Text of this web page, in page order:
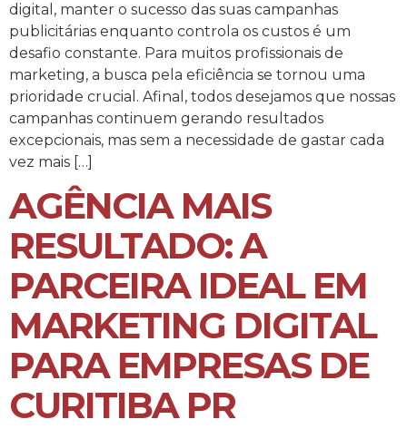
digital, manter o sucesso das suas campanhas
publicitárias enquanto controla os custos é um
desafio constante. Para muitos profissionais de
marketing, a busca pela eficiência se tornou uma
prioridade crucial. Afinal, todos desejamos que nossas
campanhas continuem gerando resultados
excepcionais, mas sem a necessidade de gastar cada
vez mais […]
AGÊNCIA MAIS
RESULTADO: A
PARCEIRA IDEAL EM
MARKETING DIGITAL
PARA EMPRESAS DE
CURITIBA PR